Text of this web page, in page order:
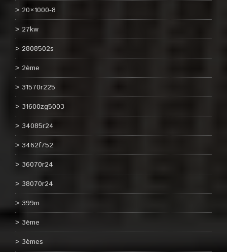
20×1000-8
27kw
2808502s
2ème
31570r225
31600zg5003
34085r24
3462f752
36070r24
38070r24
399m
3ème
3èmes